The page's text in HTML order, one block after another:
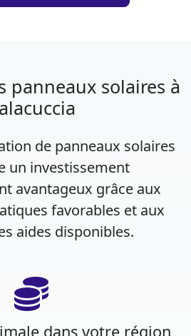
panneaux solaires à
de panneaux solaires
un investissement
avantageux grâce aux
favorables et aux
aides disponibles.
dans votre région